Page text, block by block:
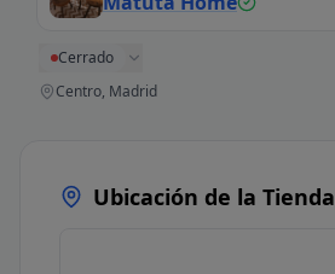
Cerrado
Centro, Madrid
Ubicación de la Tienda